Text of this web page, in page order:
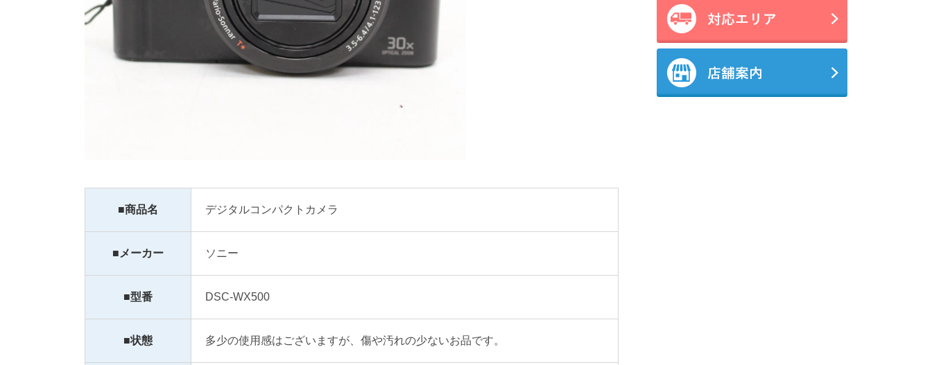
■商品名 デジタルコンパクトカメラ
■メーカー ソニー
■型番 DSC-WX500
■状態 多少の使用感はございますが、傷や汚れの少ないお品です。